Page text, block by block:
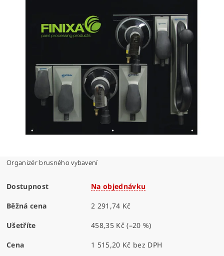
Organizér brusného vybavení
Dostupnost Na objednávku
Běžná cena 2 291,74 Kč
Ušetříte 458,35 Kč(–20 %)
Cena 1 515,20 Kč bez DPH